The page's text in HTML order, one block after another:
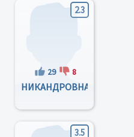
2.3
29 8
НИКАНДРОВНА
3.5